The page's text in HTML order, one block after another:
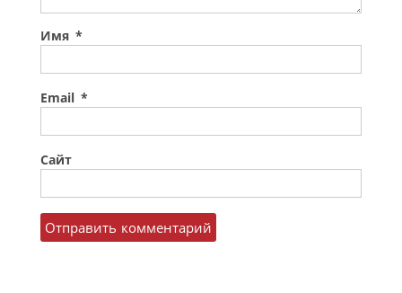
Имя *
Email *
Сайт